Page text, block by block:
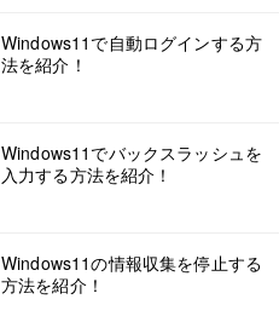
Windows11で自動ログインする方
法を紹介！
Windows11でバックスラッシュを
入力する方法を紹介！
Windows11の情報収集を停止する
方法を紹介！